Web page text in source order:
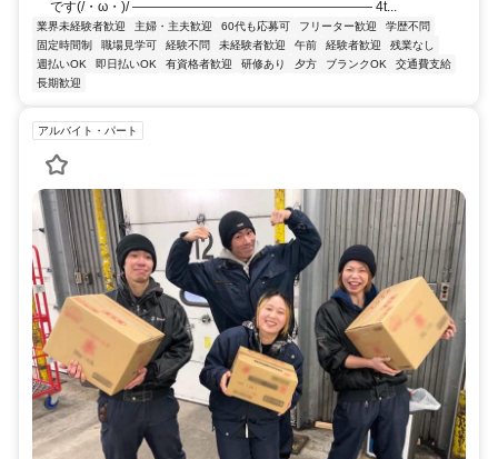
です(/・ω・)/ ―――――――――――――――――― 4t...
業界未経験者歓迎 主婦・主夫歓迎 60代も応募可 フリーター歓迎
学歴不問
固定時間制
職場見学可 経験不問 未経験者歓迎 午前 経験者歓迎
残業なし
週払いOK
即日払いOK 有資格者歓迎 研修あり 夕方 ブランクOK
交通費支給
長期歓迎
アルバイト・パート